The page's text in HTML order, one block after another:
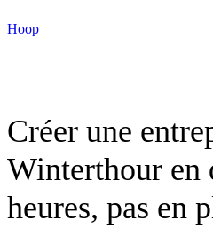
to
Hoop
Créer une
Winterthour en
heures, pas en